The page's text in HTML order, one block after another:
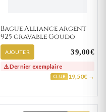
Bague Alliance argent
925 gravable Goudo
AJOUTER 39,00€
⚠️ Dernier exemplaire
CLUB 19,50€ →